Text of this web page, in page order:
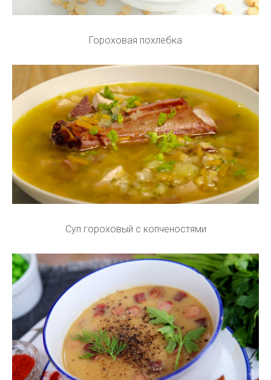
Гороховая похлебка
Суп гороховый с копченостями